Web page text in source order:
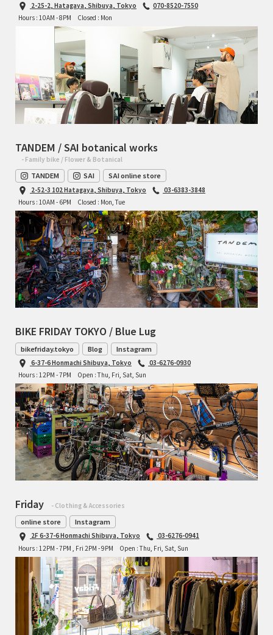
2-25-2, Hatagaya, Shibuya, Tokyo
070-8520-7550
Hours : 10AM - 8PM
Closed : Mon
TANDEM / SAI botanical works
- Family bike / Flower & Botanical
TANDEM SAI SAI online store
2-52-3 102 Hatagaya, Shibuya, Tokyo
03-6383-3848
Hours : 10AM - 6PM
Closed : Mon, Tue
BIKE FRIDAY TOKYO / Blue Lug
bikefriday.tokyo Blog Instagram
6-37-6 Honmachi Shibuya, Tokyo
03-6276-0930
Hours : 12PM - 7PM
Open : Thu, Fri, Sat, Sun
Friday - Clothing & Accessories
online store Instagram
2F 6-37-6 Honmachi Shibuya, Tokyo
03-6276-0941
Hours : 12PM - 7PM , Fri 2PM - 9PM
Open : Thu, Fri, Sat, Sun